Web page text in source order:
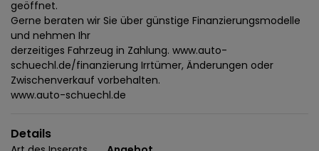
geöffnet.
Gerne beraten wir Sie über günstige Finanzierungsmodelle
und nehmen Ihr
derzeitiges Fahrzeug in Zahlung. www.auto-
schuechl.de/finanzierung Irrtümer, Änderungen oder
Zwischenverkauf vorbehalten.
www.auto-schuechl.de
Details